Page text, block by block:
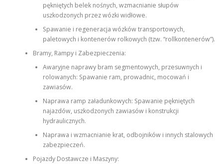
pękniętych belek nośnych, wzmacnianie słupów
uszkodzonych przez wózki widłowe.
Spawanie i regeneracja wózków transportowych,
paletowych i kontenerów rolkowych (tzw. “rollkontenerów”).
Bramy, Rampy i Zabezpieczenia:
Awaryjne naprawy bram segmentowych, przesuwnych i
rolowanych: Spawanie ram, prowadnic, mocowań i
zawiasów.
Naprawa ramp załadunkowych: Spawanie pękniętych
najazdów, uszkodzonych zawiasów i konstrukcji
hydraulicznych.
Naprawa i wzmacnianie krat, odbojników i innych stalowych
zabezpieczeń.
Pojazdy Dostawcze i Maszyny: